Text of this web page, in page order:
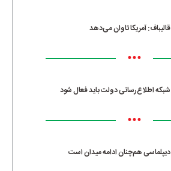
قالیباف: آمریکا تاوان می‌دهد
•••
شبکه اطلاع‌رسانی دولت باید فعال شود
•••
دیپلماسی هم‌چنان ادامه میدان است